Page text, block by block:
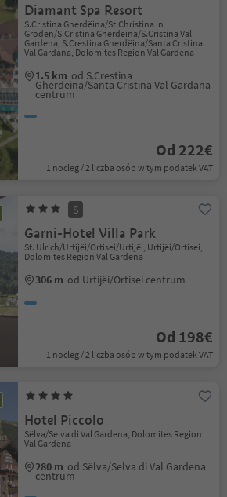
Diamant Spa Resort
S.Cristina Gherdëina/St.Christina in
Gröden/S.Cristina Gherdëina/S.Cristina Val
Gardena, S.Crestina Gherdëina/Santa Cristina
Val Gardana, Dolomites Region Val Gardena
1.5 km od S.Crestina
Gherdëina/Santa Cristina Val Gardana
centrum
Od 222€
1 nocleg / 2 liczba osób w tym podatek VAT
S
Garni-Hotel Villa Park
St. Ulrich/Urtijëi/Ortisei/Urtijëi, Urtijëi/Ortisei,
Dolomites Region Val Gardena
306 m od Urtijëi/Ortisei centrum
Od 198€
1 nocleg / 2 liczba osób w tym podatek VAT
Hotel Piccolo
Sëlva/Selva di Val Gardena, Dolomites Region
Val Gardena
280 m od Sëlva/Selva di Val Gardena
centrum